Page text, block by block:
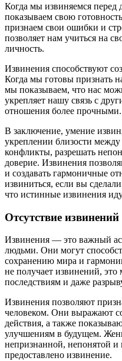
Когда мы извиняемся
показываем свою
признаем свои ошибки и
позволяет нам учиться на
личность.
Извинения способствуют
Когда мы готовы признать
мы показываем, что нас
укрепляет нашу связь с
отношения более прочными.
В заключение, умение
укреплении близости
конфликты, разрешать
доверие. Извинения
и создавать гармоничные
извиниться, если вы
что истинные извинения
Отсутствие
Извинения — это важный
людьми. Они могут
сохранению мира и
не получает извинений,
последствиям и даже
Извинения позволяют
человеком. Они выражают
действия, а также
улучшениям в будущем.
непризнанной, непонятой и
предоставлено извинение.